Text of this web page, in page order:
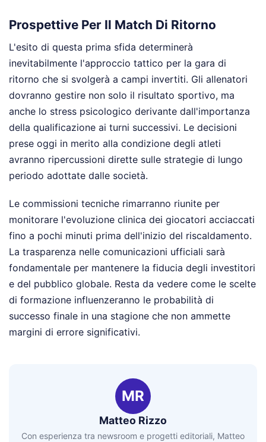
Prospettive Per Il Match Di Ritorno
L'esito di questa prima sfida determinerà
inevitabilmente l'approccio tattico per la gara di
ritorno che si svolgerà a campi invertiti. Gli allenatori
dovranno gestire non solo il risultato sportivo, ma
anche lo stress psicologico derivante dall'importanza
della qualificazione ai turni successivi. Le decisioni
prese oggi in merito alla condizione degli atleti
avranno ripercussioni dirette sulle strategie di lungo
periodo adottate dalle società.
Le commissioni tecniche rimarranno riunite per
monitorare l'evoluzione clinica dei giocatori acciaccati
fino a pochi minuti prima dell'inizio del riscaldamento.
La trasparenza nelle comunicazioni ufficiali sarà
fondamentale per mantenere la fiducia degli investitori
e del pubblico globale. Resta da vedere come le scelte
di formazione influenzeranno le probabilità di
successo finale in una stagione che non ammette
margini di errore significativi.
MR
Matteo Rizzo
Con esperienza tra newsroom e progetti editoriali, Matteo